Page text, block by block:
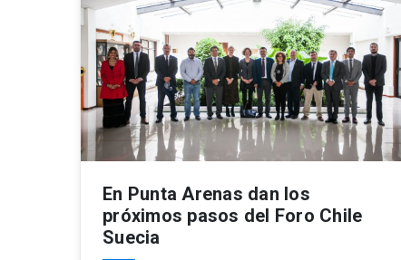
En Punta Arenas dan los
próximos pasos del Foro Chile
Suecia